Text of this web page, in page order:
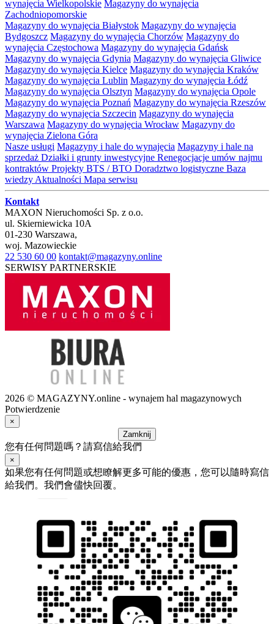
wynajęcia Wielkopolskie Magazyny do wynajęcia
Zachodniopomorskie
Magazyny do wynajęcia Białystok Magazyny do wynajęcia
Bydgoszcz Magazyny do wynajęcia Chorzów Magazyny do
wynajęcia Częstochowa Magazyny do wynajęcia Gdańsk
Magazyny do wynajęcia Gdynia Magazyny do wynajęcia Gliwice
Magazyny do wynajęcia Kielce Magazyny do wynajęcia Kraków
Magazyny do wynajęcia Lublin Magazyny do wynajęcia Łódź
Magazyny do wynajęcia Olsztyn Magazyny do wynajęcia Opole
Magazyny do wynajęcia Poznań Magazyny do wynajęcia Rzeszów
Magazyny do wynajęcia Szczecin Magazyny do wynajęcia
Warszawa Magazyny do wynajęcia Wrocław Magazyny do
wynajęcia Zielona Góra
Nasze usługi Magazyny i hale do wynajęcia Magazyny i hale na
sprzedaż Działki i grunty inwestycyjne Renegocjacje umów najmu
kontraktów Projekty BTS / BTO Doradztwo logistyczne Baza
wiedzy Aktualności Mapa serwisu
Kontakt
MAXON Nieruchomości Sp. z o.o.
ul. Skierniewicka 10A
01-230 Warszawa,
woj. Mazowieckie
22 530 60 00 kontakt@magazyny.online
SERWISY PARTNERSKIE
2026 © MAGAZYNY.online - wynajem hal magazynowych
Potwierdzenie
×
Zamknij
您有任何問題嗎？請寫信給我們
×
如果您有任何問題或想瞭解更多可能的優惠，您可以隨時寫信
給我們。我們會儘快回覆。